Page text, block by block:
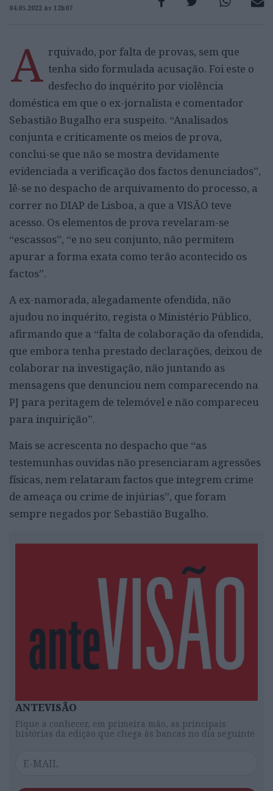
04.05.2022 às 12h07
A rquivado, por falta de provas, sem que
tenha sido formulada acusação. Foi este o
desfecho do inquérito por violência
doméstica em que o ex-jornalista e comentador
Sebastião Bugalho era suspeito. “Analisados
conjunta e criticamente os meios de prova,
conclui-se que não se mostra devidamente
evidenciada a verificação dos factos denunciados”,
lê-se no despacho de arquivamento do processo, a
correr no DIAP de Lisboa, a que a VISÃO teve
acesso. Os elementos de prova revelaram-se
“escassos”, “e no seu conjunto, não permitem
apurar a forma exata como terão acontecido os
factos”.
A ex-namorada, alegadamente ofendida, não
ajudou no inquérito, regista o Ministério Público,
afirmando que a “falta de colaboração da ofendida,
que embora tenha prestado declarações, deixou de
colaborar na investigação, não juntando as
mensagens que denunciou nem comparecendo na
PJ para peritagem de telemóvel e não compareceu
para inquirição”.
Mais se acrescenta no despacho que “as
testemunhas ouvidas não presenciaram agressões
físicas, nem relataram factos que integrem crime
de ameaça ou crime de injúrias”, que foram
sempre negados por Sebastião Bugalho.
ANTEVISÃO
Fique a conhecer, em primeira mão, as principais
histórias da edição que chega às bancas no dia seguinte